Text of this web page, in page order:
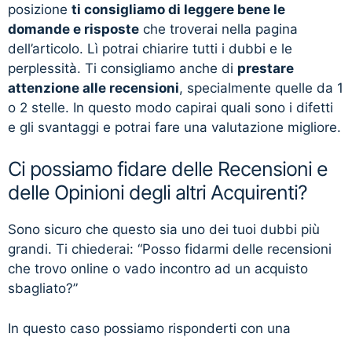
posizione ti consigliamo di leggere bene le
domande e risposte che troverai nella pagina
dell’articolo. Lì potrai chiarire tutti i dubbi e le
perplessità. Ti consigliamo anche di prestare
attenzione alle recensioni, specialmente quelle da 1
o 2 stelle. In questo modo capirai quali sono i difetti
e gli svantaggi e potrai fare una valutazione migliore.
Ci possiamo fidare delle Recensioni e
delle Opinioni degli altri Acquirenti?
Sono sicuro che questo sia uno dei tuoi dubbi più
grandi. Ti chiederai: “Posso fidarmi delle recensioni
che trovo online o vado incontro ad un acquisto
sbagliato?”
In questo caso possiamo risponderti con una